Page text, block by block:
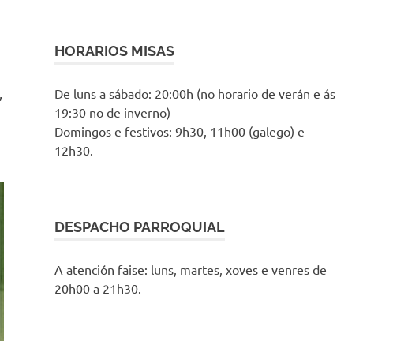
HORARIOS MISAS
De luns a sábado: 20:00h (no horario de verán e ás
19:30 no de inverno)
Domingos e festivos: 9h30, 11h00 (galego) e
12h30.
DESPACHO PARROQUIAL
A atención faise: luns, martes, xoves e venres de
20h00 a 21h30.